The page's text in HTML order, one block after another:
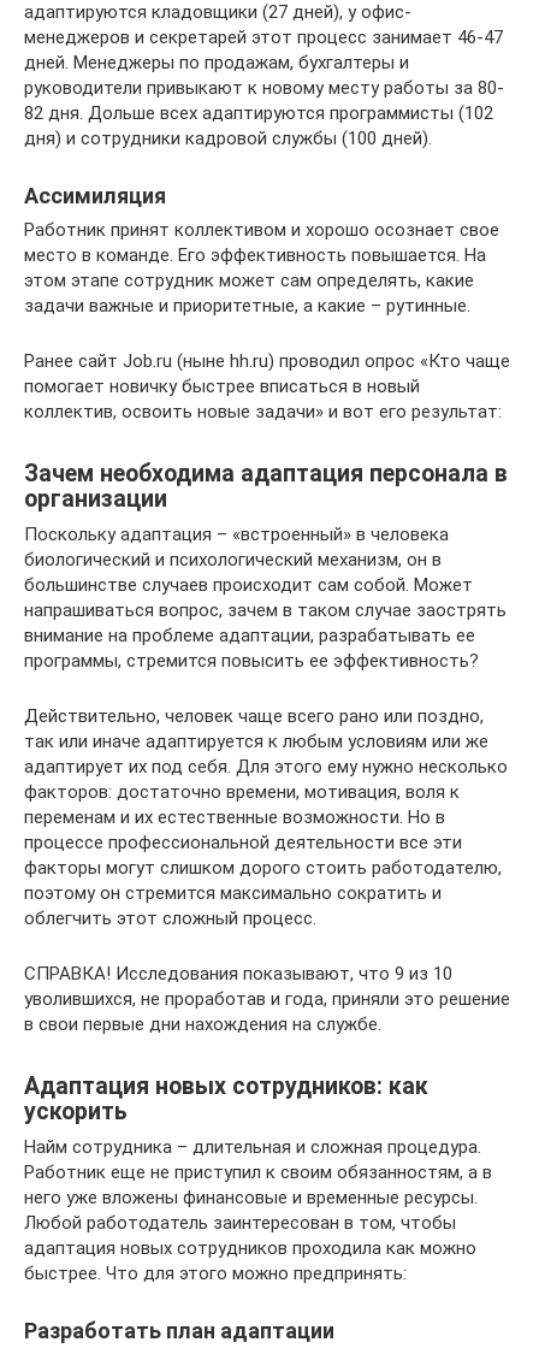
адаптируются кладовщики (27 дней), у офис-
менеджеров и секретарей этот процесс занимает 46-47
дней. Менеджеры по продажам, бухгалтеры и
руководители привыкают к новому месту работы за 80-
82 дня. Дольше всех адаптируются программисты (102
дня) и сотрудники кадровой службы (100 дней).
Ассимиляция
Работник принят коллективом и хорошо осознает свое
место в команде. Его эффективность повышается. На
этом этапе сотрудник может сам определять, какие
задачи важные и приоритетные, а какие – рутинные.
Ранее сайт Job.ru (ныне hh.ru) проводил опрос «Кто чаще
помогает новичку быстрее вписаться в новый
коллектив, освоить новые задачи» и вот его результат:
Зачем необходима адаптация персонала в
организации
Поскольку адаптация – «встроенный» в человека
биологический и психологический механизм, он в
большинстве случаев происходит сам собой. Может
напрашиваться вопрос, зачем в таком случае заострять
внимание на проблеме адаптации, разрабатывать ее
программы, стремится повысить ее эффективность?
Действительно, человек чаще всего рано или поздно,
так или иначе адаптируется к любым условиям или же
адаптирует их под себя. Для этого ему нужно несколько
факторов: достаточно времени, мотивация, воля к
переменам и их естественные возможности. Но в
процессе профессиональной деятельности все эти
факторы могут слишком дорого стоить работодателю,
поэтому он стремится максимально сократить и
облегчить этот сложный процесс.
СПРАВКА! Исследования показывают, что 9 из 10
уволившихся, не проработав и года, приняли это решение
в свои первые дни нахождения на службе.
Адаптация новых сотрудников: как
ускорить
Найм сотрудника – длительная и сложная процедура.
Работник еще не приступил к своим обязанностям, а в
него уже вложены финансовые и временные ресурсы.
Любой работодатель заинтересован в том, чтобы
адаптация новых сотрудников проходила как можно
быстрее. Что для этого можно предпринять:
Разработать план адаптации